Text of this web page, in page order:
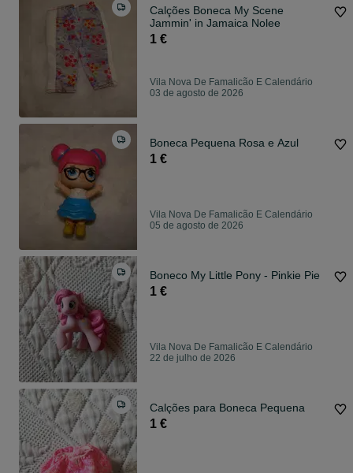
Calções Boneca My Scene
Jammin' in Jamaica Nolee
1 €
Vila Nova De Famalicão E Calendário
03 de agosto de 2026
Boneca Pequena Rosa e Azul
1 €
Vila Nova De Famalicão E Calendário
05 de agosto de 2026
Boneco My Little Pony - Pinkie Pie
1 €
Vila Nova De Famalicão E Calendário
22 de julho de 2026
Calções para Boneca Pequena
1 €